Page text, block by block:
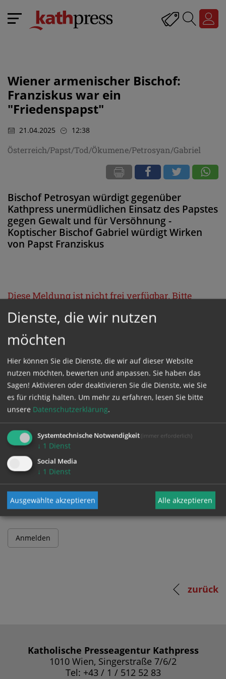
Wiener armenischer Bischof:
Franziskus war ein
"Friedenspapst"
21.04.2025 12:38
Österreich/Papst/Tod/Ökumene/Petrosyan/Gabriel
Bischof Petrosyan würdigt gegenüber
Kathpress unermüdlichen Einsatz des Papstes
gegen Gewalt und für Versöhnung -
Koptischer Bischof Gabriel würdigt Wirken
von Papst Franziskus
Diese Meldung ist nicht frei verfügbar. Bitte
loggen Sie sich ein, oder bestellen Sie das
ProduktKathpress_online.
GESCHÜTZTER BEREICH
Bitte melden Sie sich mit Ihrem Benutzernamen
und Passwort an.
Benutzername
Passwort
zurück
Katholische Presseagentur Kathpress
1010 Wien, Singerstraße 7/6/2
Tel: +43 / 1 / 512 52 83
Dienste, die wir nutzen
möchten
Hier können Sie die Dienste, die wir auf dieser Website
nutzen möchten, bewerten und anpassen. Sie haben das
Sagen! Aktivieren oder deaktivieren Sie die Dienste, wie Sie
es für richtig halten. Um mehr zu erfahren, lesen Sie bitte
unsere Datenschutzerklärung.
Systemtechnische Notwendigkeit (immer erforderlich)
↓ 1 Dienst
Social Media
↓ 1 Dienst
Ausgewählte akzeptieren Alle akzeptieren